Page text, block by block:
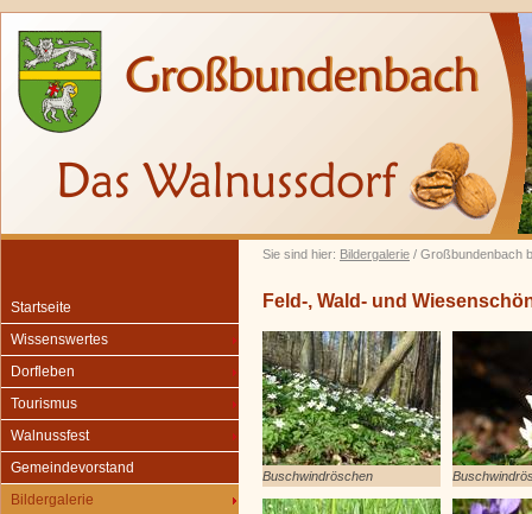
Sie sind hier: Bildergalerie / Großbundenbach
Startseite
Wissenswertes
Dorfleben
Tourismus
Walnussfest
Gemeindevorstand
Bildergalerie
Feld-, Wald- und
Buschwindröschen